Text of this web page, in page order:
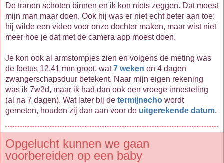
De tranen schoten binnen en ik kon niets zeggen. Dat moest
mijn man maar doen. Ook hij was er niet echt beter aan toe:
hij wilde een video voor onze dochter maken, maar wist niet
meer hoe je dat met de camera app moest doen.
Je kon ook al armstompjes zien en volgens de meting was
de foetus 12,41 mm groot, wat7 weken en 4 dagen
zwangerschapsduur betekent. Naar mijn eigen rekening
was ik 7w2d, maar ik had dan ook een vroege innesteling
(al na 7 dagen). Wat later bij de termijnecho wordt
gemeten, houden zij dan aan voor de uitgerekende datum.
Opgelucht kunnen we gaan
voorbereiden op een baby